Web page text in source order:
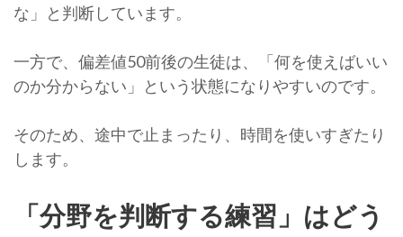
な」と判断しています。
一方で、偏差値50前後の生徒は、「何を使えばいい
のか分からない」という状態になりやすいのです。
そのため、途中で止まったり、時間を使いすぎたり
します。
「分野を判断する練習」はどう